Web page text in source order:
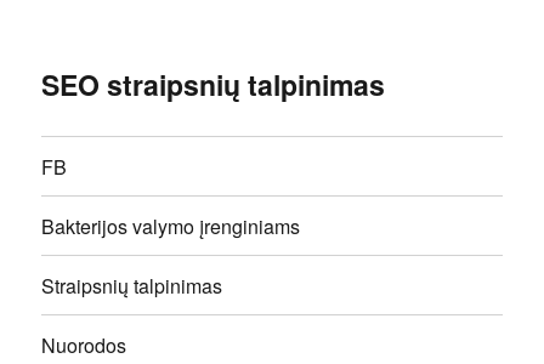
SEO straipsnių talpinimas
FB
Bakterijos valymo įrenginiams
Straipsnių talpinimas
Nuorodos